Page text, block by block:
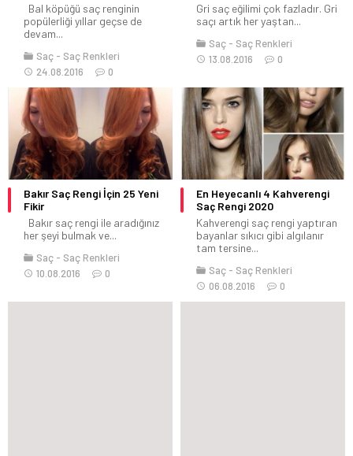
Bal köpüğü saç renginin
popülerliği yıllar geçse de
devam...
Saç
Saç Renkleri
24.08.2016
0
Gri saç eğilimi çok fazladır. Gri
saçı artık her yaştan...
Saç
Saç Renkleri
13.08.2016
0
Bakır Saç Rengi İçin 25 Yeni
Fikir
Bakır saç rengi ile aradığınız
her şeyi bulmak ve...
Saç
Saç Renkleri
10.08.2016
0
En Heyecanlı 4 Kahverengi
Saç Rengi 2020
Kahverengi saç rengi yaptıran
bayanlar sıkıcı gibi algılanır
tam tersine...
Saç
Saç Renkleri
06.08.2016
0